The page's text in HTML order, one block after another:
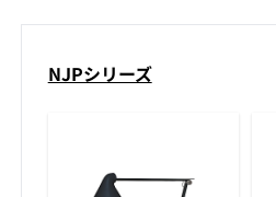
NJPシリーズ